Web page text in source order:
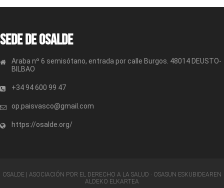
Sede de OSALDE
Araba nº 6 semisótano, entrada por calle Burgos. 48014 DEUSTO-
BILBAO
+34 94 600 99 47
op.paisvasco@gmail.com
https://osalde.org/
OSALDE | ASOCIACIÓN POR EL DERECHO A LA SALUD · OSASUN ESKUBIDEAREN
ALDEKO ELKARTEA